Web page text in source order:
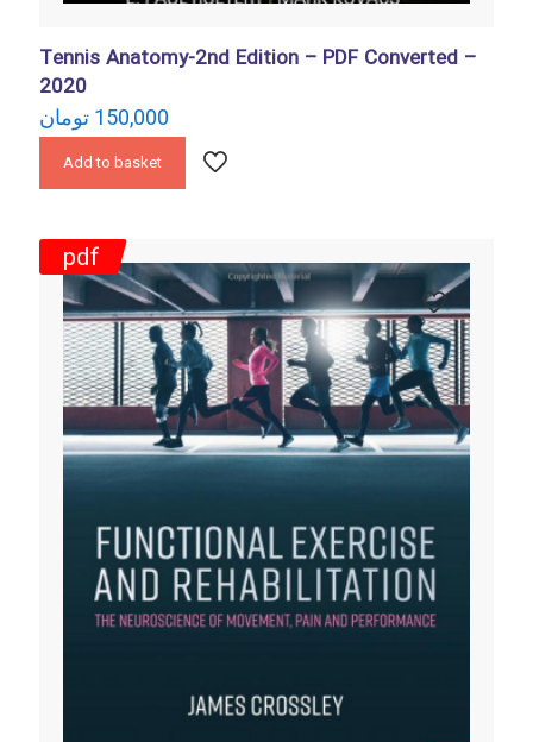
Tennis Anatomy-2nd Edition – PDF Converted –
2020
150,000 تومان
Add to basket
pdf